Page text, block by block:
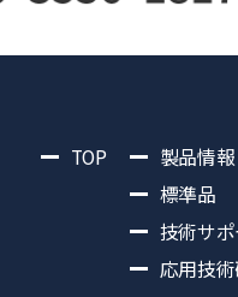
TOP
製品情報
標準品
技術サ
応用技